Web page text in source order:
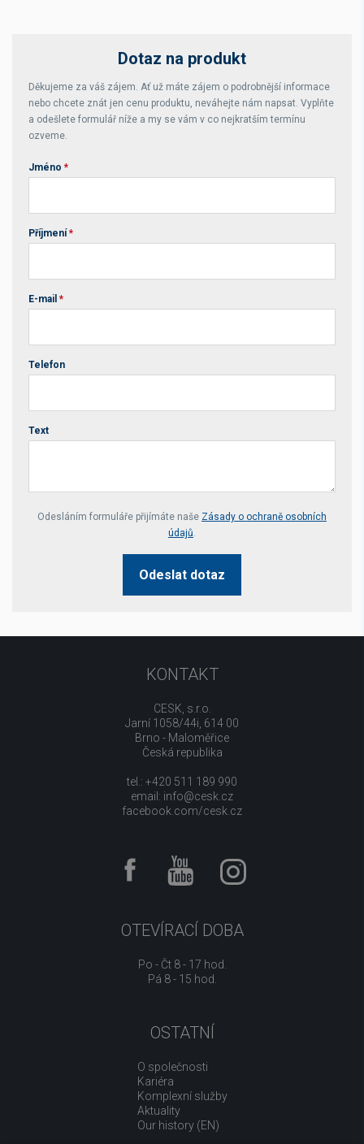
Dotaz na produkt
Děkujeme za váš zájem. Ať už máte zájem o podrobnější informace
nebo chcete znát jen cenu produktu, neváhejte nám napsat. Vyplňte
a odešlete formulář níže a my se vám v co nejkratším termínu
ozveme.
Jméno *
Příjmení *
E-mail *
Telefon
Text
Your website *
Odesláním formuláře přijímáte naše Zásady o ochraně osobních
údajů.
Odeslat dotaz
KONTAKT
CESK, s.r.o.
Jarní 1058/44i, 614 00
Brno - Maloměřice
Česká republika
tel.: +420 511 189 990
email: info@cesk.cz
facebook.com/cesk.cz
OTEVÍRACÍ DOBA
Po - Čt 8 - 17 hod.
Pá 8 - 15 hod.
OSTATNÍ
O společnosti
Kariéra
Komplexní služby
Aktuality
Our history (EN)